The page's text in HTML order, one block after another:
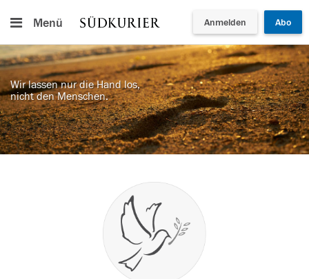
Menü Anmelden Abo
Wir lassen nur die Hand los,
nicht den Menschen.